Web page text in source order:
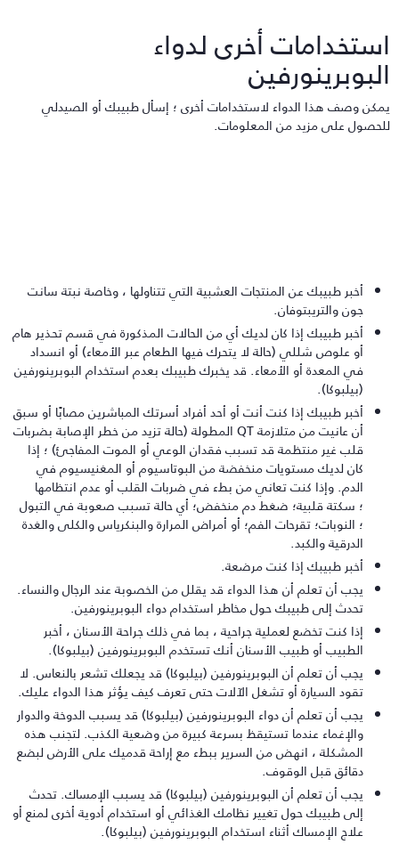
أخرى لدواء
وصف هذا الدواء لاستخدامات أخرى ؛ إسأل طبيبك أو الصيدلي
على مزيد من المعلومات.
أخبر طبيبك عن المنتجات العشبية التي تتناولها ، وخاصة نبتة سانت
جون والتريبتوفان.
أخبر طبيبك إذا كان لديك أي من الحالات المذكورة في قسم تحذير هام
أو علوص شللي (حالة لا يتحرك فيها الطعام عبر الأمعاء) أو انسداد
في المعدة أو الأمعاء. قد يخبرك طبيبك بعدم استخدام البوبرينورفين
(بيلبوكا).
أخبر طبيبك إذا كنت أنت أو أحد أفراد أسرتك المباشرين مصابًا أو سبق
أن عانيت من متلازمة QT المطولة (حالة تزيد من خطر الإصابة بضربات
قلب غير منتظمة قد تسبب فقدان الوعي أو الموت المفاجئ) ؛ إذا
كان لديك مستويات منخفضة من البوتاسيوم أو المغنيسيوم في
الدم. وإذا كنت تعاني من بطء في ضربات القلب أو عدم انتظامها
؛ سكتة قلبية؛ ضغط دم منخفض؛ أي حالة تسبب صعوبة في التبول
؛ النوبات؛ تقرحات الفم؛ أو أمراض المرارة والبنكرياس والكلى والغدة
الدرقية والكبد.
أخبر طبيبك إذا كنت مرضعة.
يجب أن تعلم أن هذا الدواء قد يقلل من الخصوبة عند الرجال والنساء.
تحدث إلى طبيبك حول مخاطر استخدام دواء البوبرينورفين.
إذا كنت تخضع لعملية جراحية ، بما في ذلك جراحة الأسنان ، أخبر
الطبيب أو طبيب الأسنان أنك تستخدم البوبرينورفين (بيلبوكا).
يجب أن تعلم أن البوبرينورفين (بيلبوكا) قد يجعلك تشعر بالنعاس. لا
تقود السيارة أو تشغل الآلات حتى تعرف كيف يؤثر هذا الدواء عليك.
يجب أن تعلم أن دواء البوبرينورفين (بيلبوكا) قد يسبب الدوخة والدوار
والإغماء عندما تستيقظ بسرعة كبيرة من وضعية الكذب. لتجنب هذه
المشكلة ، انهض من السرير ببطء مع إراحة قدميك على الأرض لبضع
دقائق قبل الوقوف.
يجب أن تعلم أن البوبرينورفين (بيلبوكا) قد يسبب الإمساك. تحدث
إلى طبيبك حول تغيير نظامك الغذائي أو استخدام أدوية أخرى لمنع أو
علاج الإمساك أثناء استخدام البوبرينورفين (بيلبوكا).